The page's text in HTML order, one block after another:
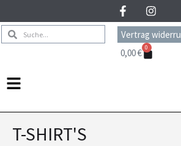
Vertrag
0,00€ 0
T-SHIRT'S